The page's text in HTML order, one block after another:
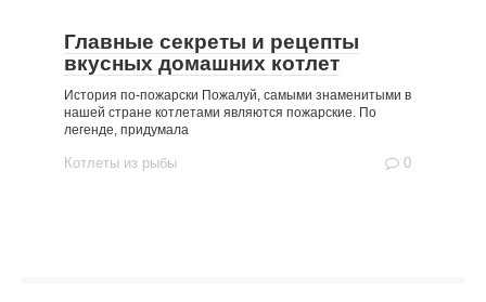
Главные секреты и рецепты
вкусных домашних котлет
История по-пожарски Пожалуй, самыми знаменитыми в
нашей стране котлетами являются пожарские. По
легенде, придумала
Котлеты из рыбы 0